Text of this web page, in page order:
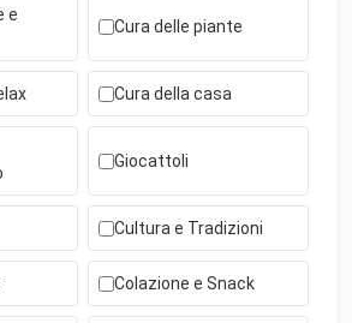
e
Cura delle piante
Cura della casa
Giocattoli
Cultura e Tradizioni
Colazione e Snack